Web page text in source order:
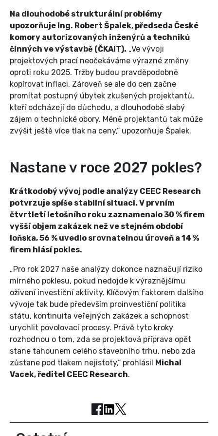
Na dlouhodobé strukturální problémy
upozorňuje Ing. Robert Špalek, předseda České
komory autorizovaných inženýrů a techniků
činných ve výstavbě (ČKAIT). „Ve vývoji
projektových prací neočekáváme výrazné změny
oproti roku 2025. Tržby budou pravděpodobně
kopírovat inflaci. Zároveň se ale do cen začne
promítat postupný úbytek zkušených projektantů,
kteří odcházejí do důchodu, a dlouhodobě slabý
zájem o technické obory. Méně projektantů tak může
zvýšit ještě více tlak na ceny,“ upozorňuje Špalek.
Nastane v roce 2027 pokles?
Krátkodobý vývoj podle analýzy CEEC Research
potvrzuje spíše stabilní situaci. V prvním
čtvrtletí letošního roku zaznamenalo 30 % firem
vyšší objem zakázek než ve stejném období
loňska, 56 % uvedlo srovnatelnou úroveň a 14 %
firem hlásí pokles.
„Pro rok 2027 naše analýzy dokonce naznačují riziko
mírného poklesu, pokud nedojde k výraznějšímu
oživení investiční aktivity. Klíčovým faktorem dalšího
vývoje tak bude především proinvestiční politika
státu, kontinuita veřejných zakázek a schopnost
urychlit povolovací procesy. Právě tyto kroky
rozhodnou o tom, zda se projektová příprava opět
stane tahounem celého stavebního trhu, nebo zda
zůstane pod tlakem nejistoty,“ prohlásil Michal
Vacek, ředitel CEEC Research.